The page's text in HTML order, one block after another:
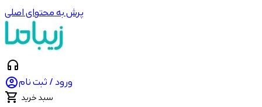
پرش به محتوای اصلی
headphones
ورود / ثبت نام
 سبد خرید